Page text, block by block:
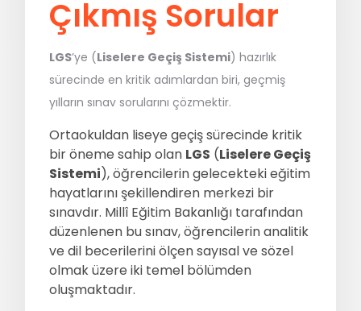
MSÜ
ALES
5. Sınıflar 6. Sınıflar
7. Sınıflar 8. Sınıflar / LGS
9. Sınıflar 10. Sınıflar
11. Sınıflar 12. Sınıflar / YKS
Çıkmış Sorular
LGS’ye (Liselere Geçiş Sistemi) hazırlık
sürecinde en kritik adımlardan biri, geçmiş
yılların sınav sorularını çözmektir.
Ortaokuldan liseye geçiş sürecinde kritik
bir öneme sahip olan LGS (Liselere Geçiş
Sistemi), öğrencilerin gelecekteki eğitim
hayatlarını şekillendiren merkezi bir
sınavdır. Millî Eğitim Bakanlığı tarafından
düzenlenen bu sınav, öğrencilerin analitik
ve dil becerilerini ölçen sayısal ve sözel
olmak üzere iki temel bölümden
oluşmaktadır.